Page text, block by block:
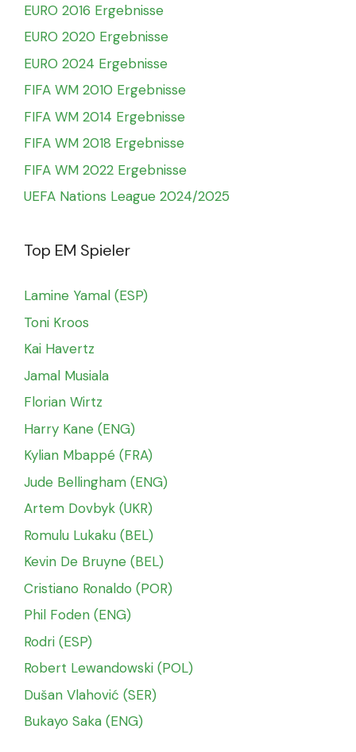
EURO 2016 Ergebnisse
EURO 2020 Ergebnisse
EURO 2024 Ergebnisse
FIFA WM 2010 Ergebnisse
FIFA WM 2014 Ergebnisse
FIFA WM 2018 Ergebnisse
FIFA WM 2022 Ergebnisse
UEFA Nations League 2024/2025
Top EM Spieler
Lamine Yamal (ESP)
Toni Kroos
Kai Havertz
Jamal Musiala
Florian Wirtz
Harry Kane (ENG)
Kylian Mbappé (FRA)
Jude Bellingham (ENG)
Artem Dovbyk (UKR)
Romulu Lukaku (BEL)
Kevin De Bruyne (BEL)
Cristiano Ronaldo (POR)
Phil Foden (ENG)
Rodri (ESP)
Robert Lewandowski (POL)
Dušan Vlahović (SER)
Bukayo Saka (ENG)